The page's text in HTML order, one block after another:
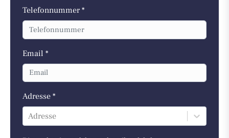
Telefonnummer *
Email *
Adresse *
Adresse